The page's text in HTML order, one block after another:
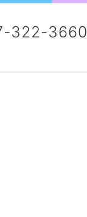
322-3660